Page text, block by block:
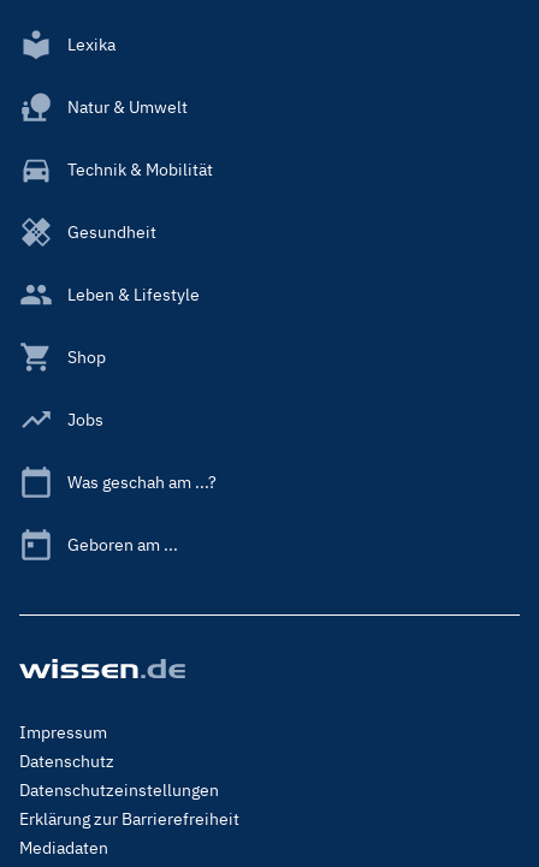
Lexika
Natur & Umwelt
Technik & Mobilität
Gesundheit
Leben & Lifestyle
Shop
Jobs
Was geschah am ...?
Geboren am ...
Footer
Menu
Legal
Impressum
Datenschutz
Datenschutzeinstellungen
Erklärung zur Barrierefreiheit
Mediadaten